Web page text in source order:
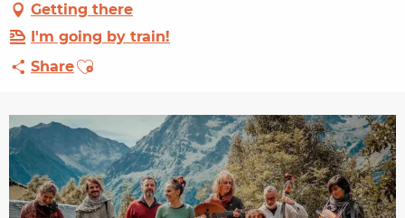
Getting there
I'm going by train!
ShareAjouter aux favoris